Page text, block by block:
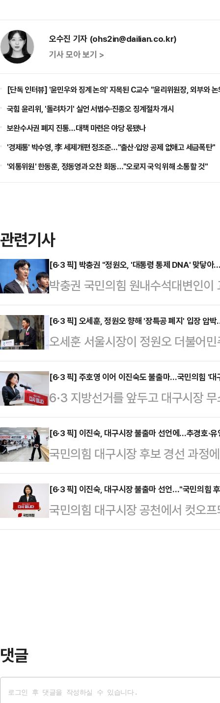
오수진 기자 (ohs2in@dailian.co.kr)
기사 모아 보기 >
[단독 인터뷰] '윤민우와 징계 논의' 지목된 C교수 "윤리위원장, 외부와
국힘 윤리위, '돌려차기' 실언 서범수·진종오 징계절차 개시
보완수사권 폐지 진통…대책 마련은 야당 몫됐나
'경제통' 박수영, 李 세제개편 정조준…"출산·입양 공제 없애고 세금폭탄"
'외통위원' 한동훈, 정동영과 오찬 회동…"오로지 국익 위해 소통할 것"
관련기사
[6·3 픽] 박충권 "정원오, '대통령 통제 DNA' 맞닿아
박충권 국민의힘 원내수석대변인
정원오 더불어민주당 서울시장 예
법은 집을 못 갖게 해 집값을 잡겠
의식 기획경제'의 연장선"이라고
논평을 내고 "시민의 일상을 재택
발상은 정치를 시민을 섬기는게 아
업 생산성과 직종 특성 또한 외면한
것은 경제 활력을 훼손하…
[6·3 픽] 오세훈, 정원오 향해 '장특공 폐지' 입장 압
오세훈 서울시장이 정원오 더불어
대통령의 장기보유특별공제(장특
듭 촉구했다.오세훈 시장은 25일
다시 장특공에 대한 폐지 의지를 확
거세지자, 이번에는 비거주 1주택
들이라며, 사실상 투기꾼으로 낙인
논리대로라면 장특공 폐지는 결국 '
"그런데 우리나라 가…
[6·3 픽] 주호영 이어 이진숙도 불출마…국민의힘 '대
6·3 지방선거를 앞두고 대구시장
신위원장이 불출마를 선언하면서
분열 상황이 일단락됐다. '컷오프'(
모두 불출마 결단 및 원팀 행보를
중심으로 '원팀' 구성이 가시화될
힘 대구시당에서 기자회견을 열고
자리를 내려놓는다"고 밝혔다.그는
가로막았다.…
[6·3 픽] 이진숙, 대구시장 불출마 선언에…추경호·
국민의힘 대구시장 후보 경선 과정
를 시사했던 이진숙 전 방송통신위
언하자, 국민의힘 대구시장 본경선
영의 뜻을 나타냈다.추경호 의원은
로 하나의 대구·더 큰 우리가 됐다"
[6·3 픽] 이진숙, 대구시장 불출마 선언…"국민의힘
국민의힘 대구시장 공천에서 컷오
방송통신위원장이 6·3지방선거 불
댓글